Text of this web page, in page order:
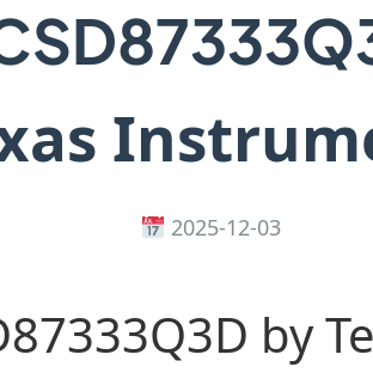
2025-12-03
by